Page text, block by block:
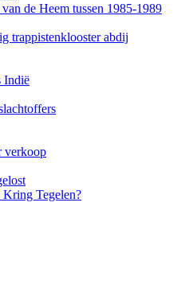
de Heem tussen 1985-1989
trappistenklooster abdij
Indië
verkoop
Kring Tegelen?